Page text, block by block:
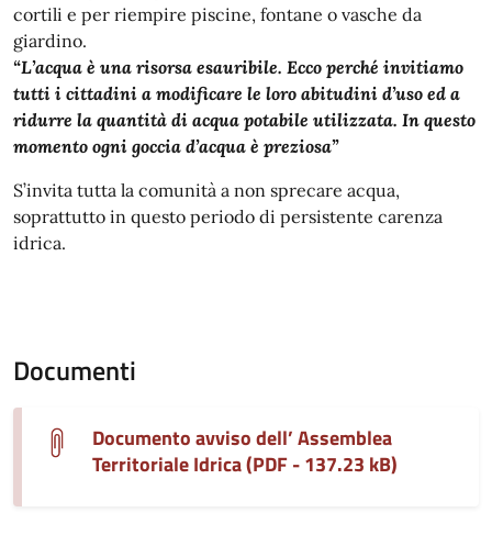
cortili e per riempire piscine, fontane o vasche da
giardino.
“L’acqua è una risorsa esauribile. Ecco perché invitiamo
tutti i cittadini a modificare le loro abitudini d’uso ed a
ridurre la quantità di acqua potabile utilizzata. In questo
momento ogni goccia d’acqua è preziosa”
S’invita tutta la comunità a non sprecare acqua,
soprattutto in questo periodo di persistente carenza
idrica.
Documenti
Documento avviso dell’ Assemblea
Territoriale Idrica (PDF - 137.23 kB)